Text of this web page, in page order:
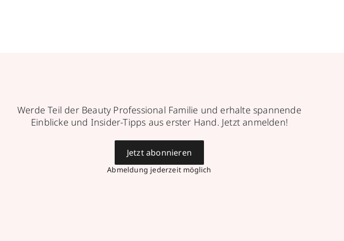
Werde Teil der Beauty Professional Familie und erhalte spannende
Einblicke und Insider-Tipps aus erster Hand. Jetzt anmelden!
Abmeldung jederzeit möglich
Jetzt abonnieren